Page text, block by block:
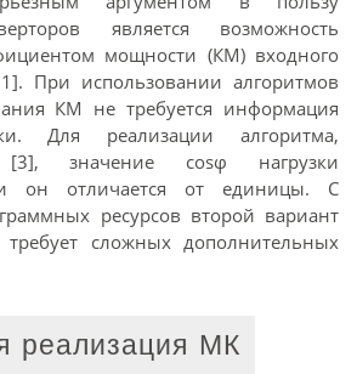
является возможность
мощности (КМ) входного
При использовании алгоритмов
КМ не требуется информация
Для реализации алгоритма,
значение cosφ нагрузки
он отличается от единицы. С
ресурсов второй вариант
сложных дополнительных
реализация МК